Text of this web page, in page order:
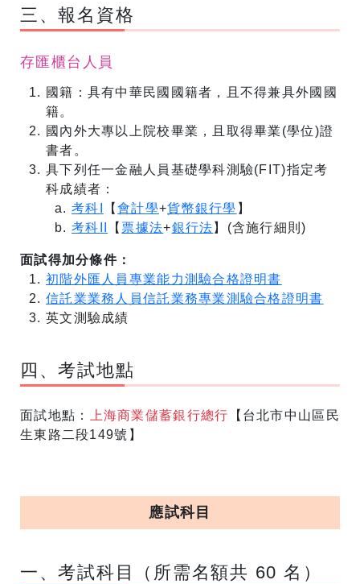
三、報名資格
存匯櫃台人員
國籍：具有中華民國國籍者，且不得兼具外國國
籍。
國內外大專以上院校畢業，且取得畢業(學位)證
書者。
具下列任一金融人員基礎學科測驗(FIT)指定考
科成績者：
考科I
【會計學+貨幣銀行學 】
考科II
【 票據法+銀行法 】(含施行細則)
面試得加分條件：
初階外匯人員專業能力測驗合格證明書
信託業業務人員信託業務專業測驗合格證明書
英文測驗成績
四、考試地點
面試地點： 上海商業儲蓄銀行總行 【台北市中山區民
生東路二段149號】
應試科目
一、考試科目（所需名額共 60 名）